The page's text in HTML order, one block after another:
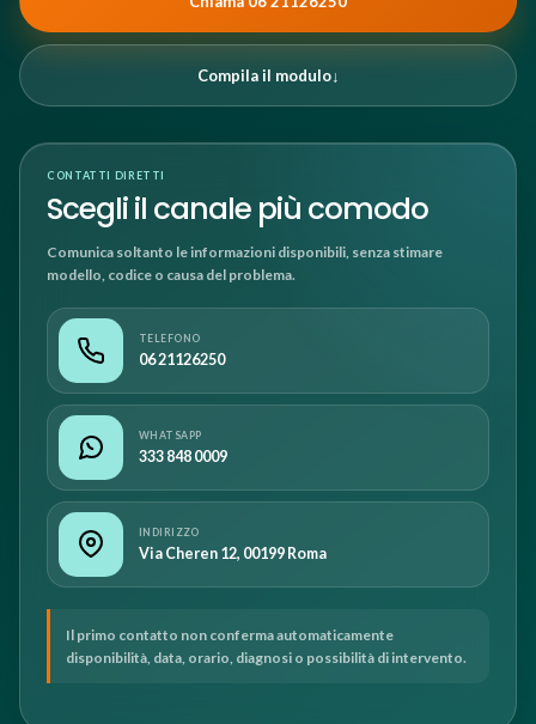
Compila il modulo↓
CONTATTI DIRETTI
Scegli il canale più comodo
Comunica soltanto le informazioni disponibili, senza stimare
modello, codice o causa del problema.
TELEFONO
06 21126250
WHATSAPP
333 848 0009
INDIRIZZO
Via Cheren 12, 00199 Roma
Il primo contatto non conferma automaticamente
disponibilità, data, orario, diagnosi o possibilità di intervento.